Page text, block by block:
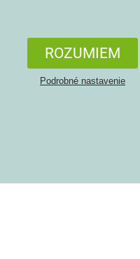
ROZUMIEM
Podrobné nastavenie